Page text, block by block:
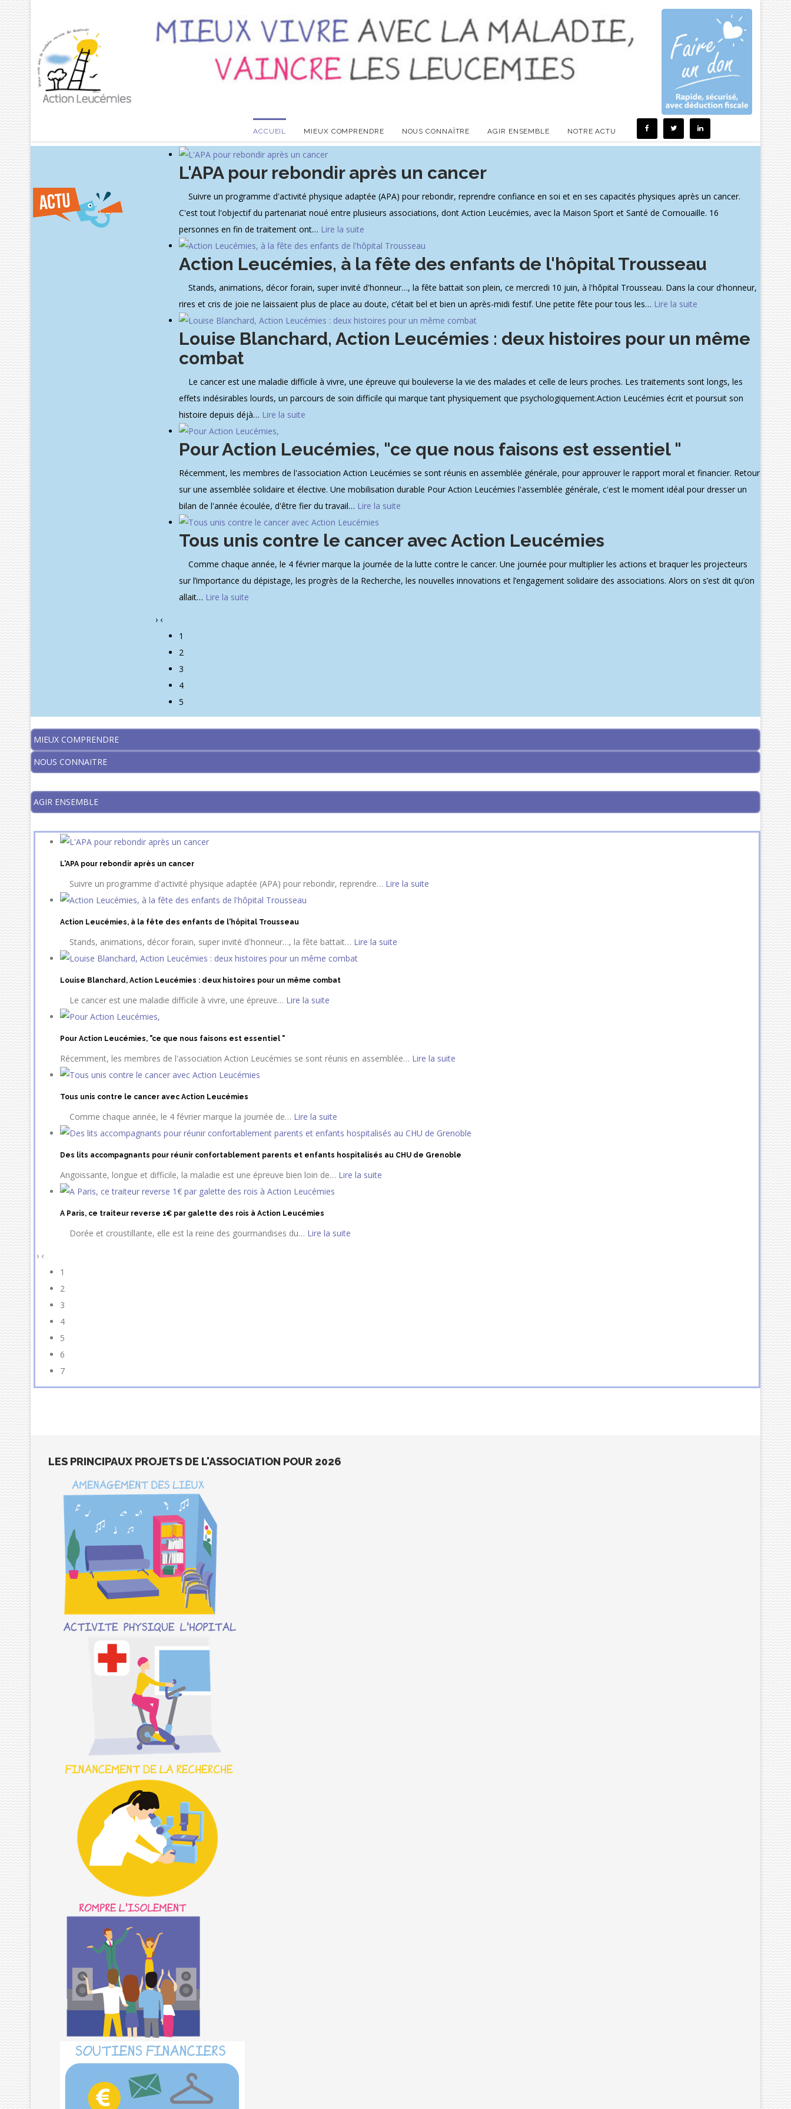
ACCUEIL MIEUX COMPRENDRE NOUS CONNAÎTRE AGIR ENSEMBLE NOTRE ACTU
L'APA pour rebondir après un cancer
Suivre un programme d'activité physique adaptée (APA) pour rebondir, reprendre confiance en soi et en ses capacités physiques après un cancer.
C'est tout l'objectif du partenariat noué entre plusieurs associations, dont Action Leucémies, avec la Maison Sport et Santé de Cornouaille. 16
personnes en fin de traitement ont… Lire la suite
Action Leucémies, à la fête des enfants de l'hôpital Trousseau
Stands, animations, décor forain, super invité d'honneur…, la fête battait son plein, ce mercredi 10 juin, à l'hôpital Trousseau. Dans la cour d'honneur,
rires et cris de joie ne laissaient plus de place au doute, c’était bel et bien un après-midi festif. Une petite fête pour tous les… Lire la suite
Louise Blanchard, Action Leucémies : deux histoires pour un même
combat
Le cancer est une maladie difficile à vivre, une épreuve qui bouleverse la vie des malades et celle de leurs proches. Les traitements sont longs, les
effets indésirables lourds, un parcours de soin difficile qui marque tant physiquement que psychologiquement.Action Leucémies écrit et poursuit son
histoire depuis déjà… Lire la suite
Pour Action Leucémies, "ce que nous faisons est essentiel "
Récemment, les membres de l'association Action Leucémies se sont réunis en assemblée générale, pour approuver le rapport moral et financier. Retour
sur une assemblée solidaire et élective. Une mobilisation durable Pour Action Leucémies l'assemblée générale, c'est le moment idéal pour dresser un
bilan de l'année écoulée, d'être fier du travail… Lire la suite
Tous unis contre le cancer avec Action Leucémies
Comme chaque année, le 4 février marque la journée de la lutte contre le cancer. Une journée pour multiplier les actions et braquer les projecteurs
sur l’importance du dépistage, les progrès de la Recherche, les nouvelles innovations et l’engagement solidaire des associations. Alors on s’est dit qu’on
allait… Lire la suite
› ‹
1
2
3
4
5
MIEUX COMPRENDRE
NOUS CONNAITRE
AGIR ENSEMBLE
L'APA pour rebondir après un cancer
Suivre un programme d'activité physique adaptée (APA) pour rebondir, reprendre… Lire la suite
Action Leucémies, à la fête des enfants de l'hôpital Trousseau
Stands, animations, décor forain, super invité d'honneur…, la fête battait… Lire la suite
Louise Blanchard, Action Leucémies : deux histoires pour un même combat
Le cancer est une maladie difficile à vivre, une épreuve… Lire la suite
Pour Action Leucémies, "ce que nous faisons est essentiel "
Récemment, les membres de l'association Action Leucémies se sont réunis en assemblée… Lire la suite
Tous unis contre le cancer avec Action Leucémies
Comme chaque année, le 4 février marque la journée de… Lire la suite
Des lits accompagnants pour réunir confortablement parents et enfants hospitalisés au CHU de Grenoble
Angoissante, longue et difficile, la maladie est une épreuve bien loin de… Lire la suite
A Paris, ce traiteur reverse 1€ par galette des rois à Action Leucémies
Dorée et croustillante, elle est la reine des gourmandises du… Lire la suite
› ‹
1
2
3
4
5
6
7
LES PRINCIPAUX PROJETS DE L'ASSOCIATION POUR 2026